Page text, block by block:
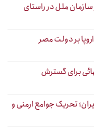
ملل در راستای
بر دولت مصر
برای گسترش
تحریک جوامع ارمنی و